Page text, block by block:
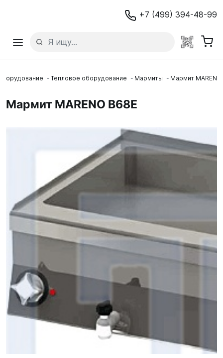
+7 (499) 394-48-99
Тепловое оборудование Мармиты Мармит
Мармит MARENO B68E